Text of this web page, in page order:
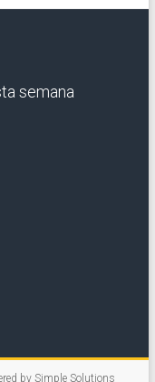
semana
by Simple Solutions